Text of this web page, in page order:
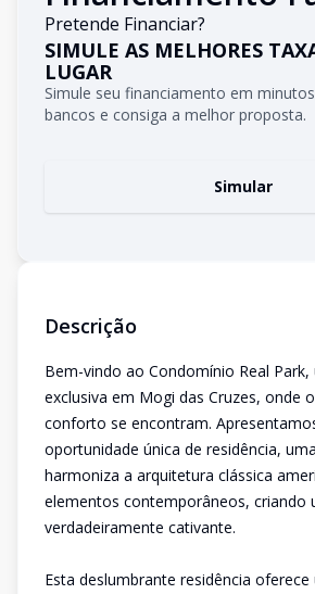
Pretende Financiar?
SIMULE AS MELHORES
LUGAR
Simule seu financiamento em
bancos e consiga a melhor proposta.
Simular
Descrição
Bem-vindo ao Condomínio Real
exclusiva em Mogi das Cruzes, onde
conforto se encontram.
oportunidade única de residência,
harmoniza a arquitetura clássica
elementos contemporâneos, criando
verdadeiramente cativante.
Esta deslumbrante residência